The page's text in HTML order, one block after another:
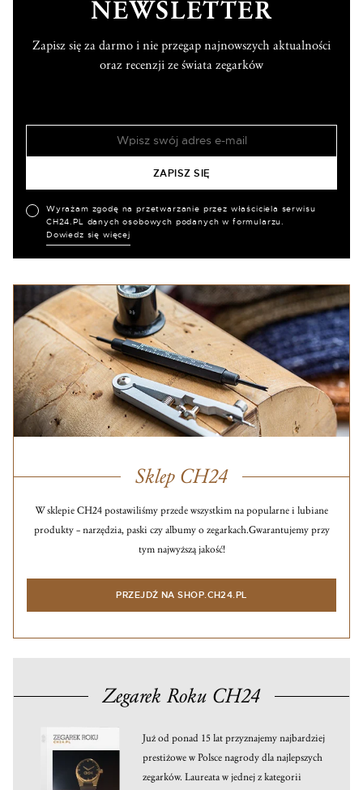
NEWSLETTER
Zapisz się za darmo i nie przegap najnowszych aktualności
oraz recenzji ze świata zegarków
Wyrażam zgodę na przetwarzanie przez właściciela serwisu
CH24.PL danych osobowych podanych w formularzu.
Dowiedz się więcej
Sklep CH24
W sklepie CH24 postawiliśmy przede wszystkim na popularne i lubiane
produkty – narzędzia, paski czy albumy o zegarkach.Gwarantujemy przy
tym najwyższą jakość!
PRZEJDŹ NA SHOP.CH24.PL
Zegarek Roku CH24
Już od ponad 15 lat przyznajemy najbardziej
prestiżowe w Polsce nagrody dla najlepszych
zegarków. Laureata w jednej z kategorii